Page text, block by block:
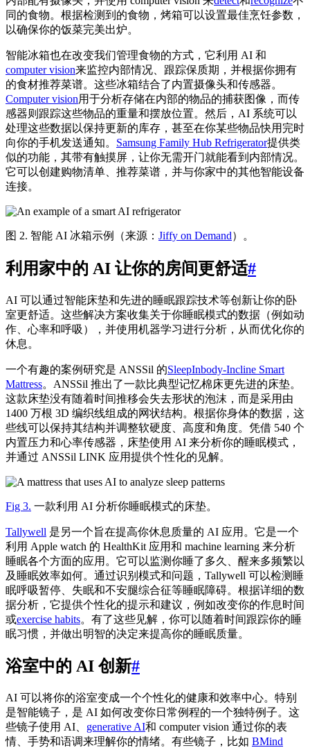
同的食物。根据检测到的食物，烤箱可以设置最佳烹饪参数，
以确保你的饭菜完美出炉。
智能冰箱也在改变我们管理食物的方式，它利用 AI 和
computer vision来监控内部情况、跟踪保质期，并根据你拥有
的食材推荐菜谱。这些冰箱结合了内置摄像头和传感器。
Computer vision用于分析存储在内部的物品的捕获图像，而传
感器则跟踪这些物品的重量和摆放位置。然后，AI 系统可以
处理这些数据以保持更新的库存，甚至在你某些物品快用完时
向你的手机发送通知。 Samsung Family Hub Refrigerator提供类
似的功能，其带有触摸屏，让你无需开门就能看到内部情况。
它可以创建购物清单、推荐菜谱，并与你家中的其他智能设备
连接。
图 2. 智能 AI 冰箱示例（来源： Jiffy on Demand）。
利用家中的 AI 让你的房间更舒适#
AI 可以通过智能床垫和先进的睡眠跟踪技术等创新让你的卧
室更舒适。这些解决方案收集关于你睡眠模式的数据（例如动
作、心率和呼吸），并使用机器学习进行分析，从而优化你的
休息。
一个有趣的案例研究是 ANSSil 的SleepInbody-Incline Smart
Mattress。ANSSil 推出了一款比典型记忆棉床更先进的床垫。
这款床垫没有随着时间推移会失去形状的泡沫，而是采用由
1400 万根 3D 编织线组成的网状结构。根据你身体的数据，这
些线可以保持其结构并调整软硬度、高度和角度。凭借 540 个
内置压力和心率传感器，床垫使用 AI 来分析你的睡眠模式，
并通过 ANSSil LINK 应用提供个性化的见解。
Fig 3. 一款利用 AI 分析你睡眠模式的床垫。
Tallywell 是另一个旨在提高你休息质量的 AI 应用。它是一个
利用 Apple watch 的 HealthKit 应用和 machine learning 来分析
睡眠各个方面的应用。它可以监测你睡了多久、醒来多频繁以
及睡眠效率如何。通过识别模式和问题，Tallywell 可以检测睡
眠呼吸暂停、失眠和不安腿综合征等睡眠障碍。根据详细的数
据分析，它提供个性化的提示和建议，例如改变你的作息时间
或exercise habits。有了这些见解，你可以随着时间跟踪你的睡
眠习惯，并做出明智的决定来提高你的睡眠质量。
浴室中的 AI 创新#
AI 可以将你的浴室变成一个个性化的健康和效率中心。特别
是智能镜子，是 AI 如何改变你日常例程的一个独特例子。这
些镜子使用 AI、 generative AI和 computer vision 通过你的表
情、手势和语调来理解你的情绪。有些镜子，比如 BMind